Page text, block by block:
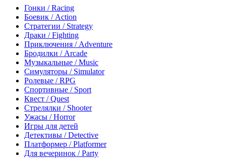
Гонки / Racing
Боевик / Action
Стратегии / Strategy
Драки / Fighting
Приключения / Adventure
Бродилки / Arcade
Музыкальные / Music
Симуляторы / Simulator
Ролевые / RPG
Спортивные / Sport
Квест / Quest
Стрелялки / Shooter
Ужасы / Horror
Игры для детей
Детективы / Detective
Платформер / Platformer
Для вечеринок / Party